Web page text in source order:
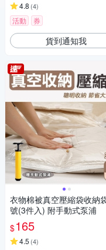
4.8 (4)
活動 券
貨到通知我
衣物棉被真空壓縮袋收納
號(3件入) 附手動式泵浦
$165
4.5 (4)